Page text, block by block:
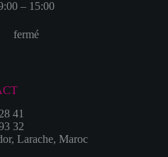
– 15:00
fermé
41
32
Larache, Maroc